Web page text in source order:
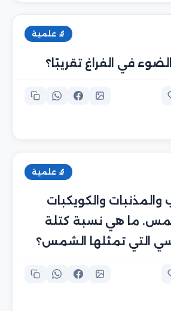
🔬 علمية
في الفراغ تقريبًا؟
🔬 علمية
والكويكبات
ما هي نسبة كتلة
التي تمثلها الشمس؟